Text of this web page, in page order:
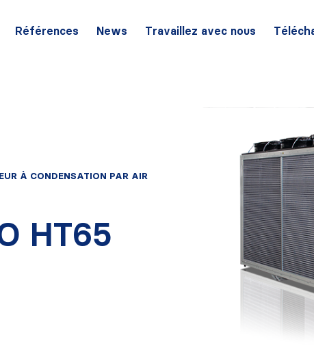
Références News Travaillez avec nous
À CONDENSATION PAR AIR
HT65